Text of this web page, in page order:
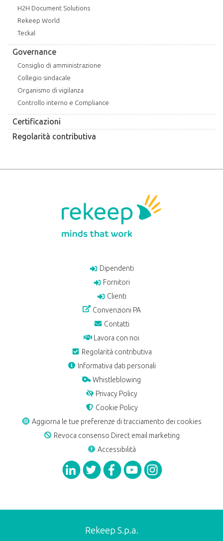
H2H Document Solutions
Rekeep World
Teckal
Governance
Consiglio di amministrazione
Collegio sindacale
Organismo di vigilanza
Controllo interno e Compliance
Certificazioni
Regolarità contributiva
Dipendenti
Fornitori
Clienti
Convenzioni PA
Contatti
Lavora con noi
Regolarità contributiva
Informativa dati personali
Whistleblowing
Privacy Policy
Cookie Policy
Aggiorna le tue preferenze di tracciamento dei cookies
Revoca consenso Direct email marketing
Accessibilità
Rekeep S.p.a.